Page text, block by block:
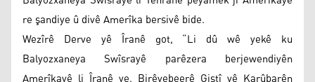
re şandiye û divê Amerîka bersivê bide.
Wezîrê Derve yê Îranê got, “Li dû wê yekê ku
Balyozxaneya Swîsrayê parêzera berjewendiyên